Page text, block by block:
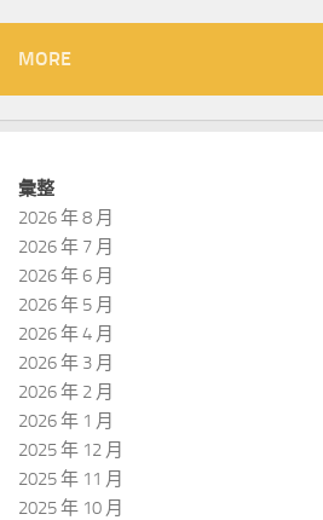
MORE
彙整
2026 年 8 月
2026 年 7 月
2026 年 6 月
2026 年 5 月
2026 年 4 月
2026 年 3 月
2026 年 2 月
2026 年 1 月
2025 年 12 月
2025 年 11 月
2025 年 10 月